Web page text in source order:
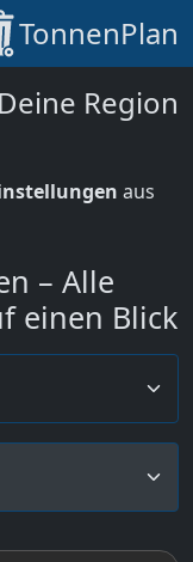
TonnenPlan
Region
aus
– Alle
einen Blick